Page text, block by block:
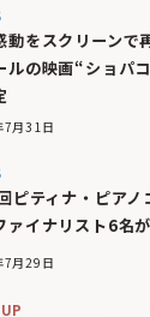
動をスクリーンで
ルの映画“ショパ
月31日
ピティナ・ピアノ
ァイナリスト6名
月29日